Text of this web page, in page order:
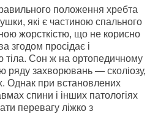
положення хребта
які є частиною спального
жорсткістю, що не корисно
згодом просідає і
тіла. Сон ж на ортопедичному
ряду захворювань — сколіозу,
Однак при встановлених
спини і інших патологіях
перевагу ліжко з